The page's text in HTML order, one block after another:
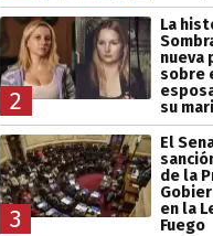
2
La
nueva
sobre
su
3
El
de la
en la
Fuego